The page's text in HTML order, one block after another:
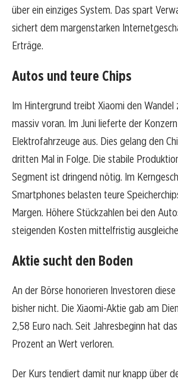
über ein einziges System. Das spart
sichert dem margenstarken
Erträge.
Autos und teure Chips
Im Hintergrund treibt Xiaomi den
massiv voran. Im Juni lieferte der
Elektrofahrzeuge aus. Dies gelang den
dritten Mal in Folge. Die stabile
Segment ist dringend nötig. Im
Smartphones belasten teure
Margen. Höhere Stückzahlen bei den
steigenden Kosten mittelfristig
Aktie sucht den Boden
An der Börse honorieren Investoren
bisher nicht. Die Xiaomi-Aktie gab am
2,58 Euro nach. Seit Jahresbeginn hat
Prozent an Wert verloren.
Der Kurs tendiert damit nur knapp über